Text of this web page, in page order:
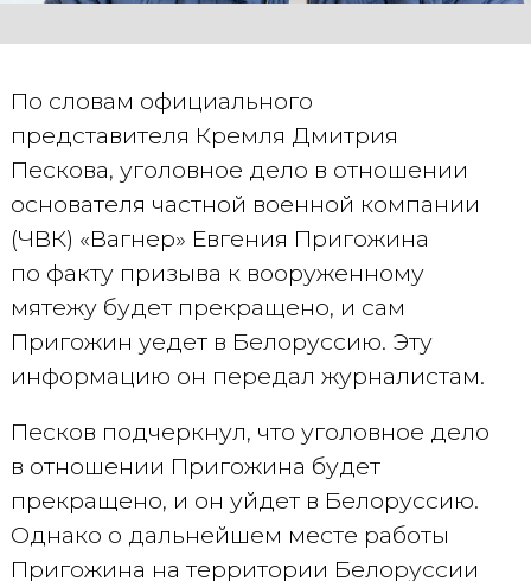
По словам официального
представителя Кремля Дмитрия
Пескова, уголовное дело в отношении
основателя частной военной компании
(ЧВК) «Вагнер» Евгения Пригожина
по факту призыва к вооруженному
мятежу будет прекращено, и сам
Пригожин уедет в Белоруссию. Эту
информацию он передал журналистам.
Песков подчеркнул, что уголовное дело
в отношении Пригожина будет
прекращено, и он уйдет в Белоруссию.
Однако о дальнейшем месте работы
Пригожина на территории Белоруссии